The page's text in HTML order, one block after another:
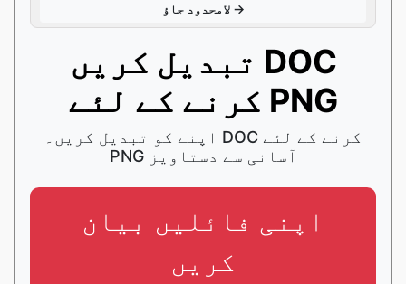
لامحدود جاؤ →
تبدیل کریں DOC
کرنے کے لئے PNG
اپنے کو تبدیل کریں۔ DOC کرنے کے لئے
PNG آسانی سے دستاویز
اپنی فائلیں بیان
کریں